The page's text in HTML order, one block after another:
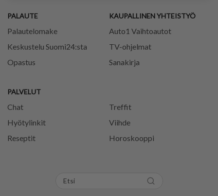
PALAUTE
Palautelomake
Keskustelu Suomi24:sta
Opastus
PALVELUT
Chat
Treffit
Hyötylinkit
Viihde
Reseptit
Horoskooppi
KAUPALLINEN YHTEISTYÖ
Auto1 Vaihtoautot
TV-ohjelmat
Sanakirja